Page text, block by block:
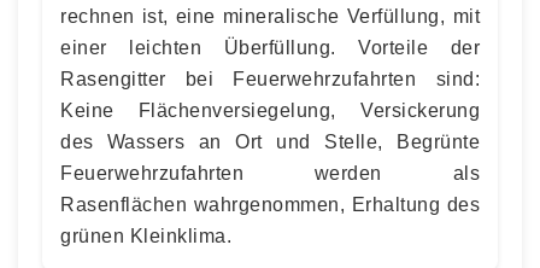
rechnen ist, eine mineralische Verfüllung, mit
einer leichten Überfüllung. Vorteile der
Rasengitter bei Feuerwehrzufahrten sind:
Keine Flächenversiegelung, Versickerung
des Wassers an Ort und Stelle, Begrünte
Feuerwehrzufahrten werden als
Rasenflächen wahrgenommen, Erhaltung des
grünen Kleinklima.